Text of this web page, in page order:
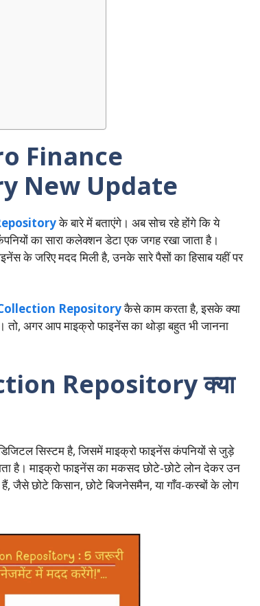
Finance
New Update
के बारे में बताएंगे। अब सोच रहे होंगे कि ये
का सारा कलेक्शन डेटा एक जगह रखा जाता है।
के जरिए मदद मिली है, उनके सारे पैसों का हिसाब यहीं पर
Repositoryकैसे काम करता है, इसके क्या
अगर आप माइक्रो फाइनेंस का थोड़ा बहुत भी जानना
Repository क्या
सिस्टम है, जिसमें माइक्रो फाइनेंस कंपनियों से जुड़े
है। माइक्रो फाइनेंस का मकसद छोटे-छोटे लोन देकर उन
जैसे छोटे किसान, छोटे बिजनेसमैन, या गाँव-कस्बों के लोग